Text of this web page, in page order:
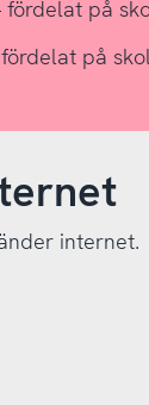
fördelat på
på
internet.